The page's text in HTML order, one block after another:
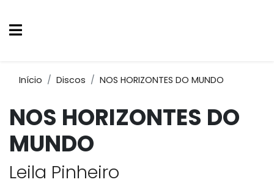
Início Discos NOS HORIZONTES DO MUNDO
NOS HORIZONTES DO
MUNDO
Leila Pinheiro